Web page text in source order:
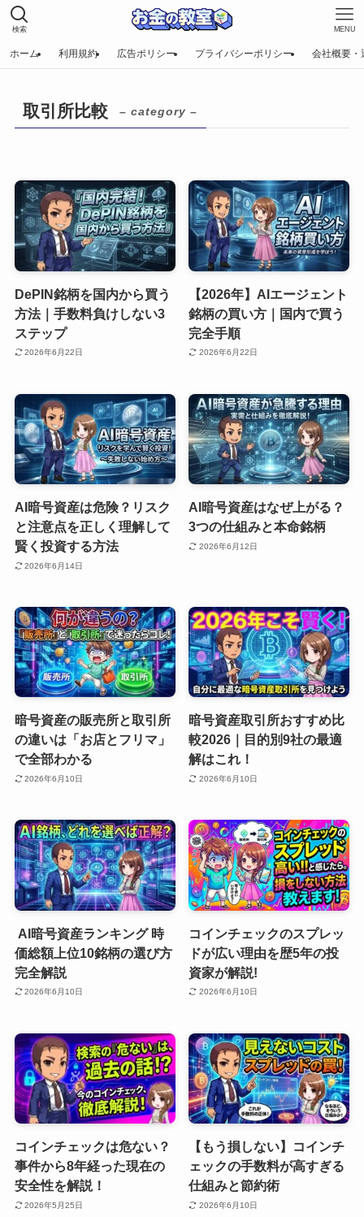
検索 MENU
ホーム 利用規約 広告ポリシー プライバシーポリシー 会社概要・
取引所比較 – category –
DePIN銘柄を国内から買う
方法｜手数料負けしない3
ステップ
2026年6月22日
【2026年】AIエージェント
銘柄の買い方｜国内で買う
完全手順
2026年6月22日
AI暗号資産は危険？リスク
と注意点を正しく理解して
賢く投資する方法
2026年6月14日
AI暗号資産はなぜ上がる？
3つの仕組みと本命銘柄
2026年6月12日
暗号資産の販売所と取引所
の違いは「お店とフリマ」
で全部わかる
2026年6月10日
暗号資産取引所おすすめ比
較2026｜目的別9社の最適
解はこれ！
2026年6月10日
AI暗号資産ランキング 時
価総額上位10銘柄の選び方
完全解説
2026年6月10日
コインチェックのスプレッ
ドが広い理由を歴5年の投
資家が解説!
2026年6月10日
コインチェックは危ない？
事件から8年経った現在の
安全性を解説！
2026年5月25日
【もう損しない】コインチ
ェックの手数料が高すぎる
仕組みと節約術
2026年6月10日